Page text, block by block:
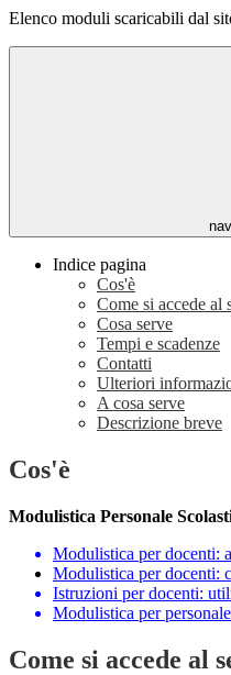
Elenco moduli scaricabili dal
Indice pagina
Cos'è
Come si accede al
Cosa serve
Tempi e scadenze
Contatti
Ulteriori
A cosa serve
Descrizione breve
Cos'è
Modulistica Personale
Modulistica per docenti:
Modulistica per docenti:
Istruzioni per docenti:
Modulistica per
Come si accede al